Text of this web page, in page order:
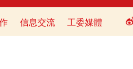
信息交流 工委媒體